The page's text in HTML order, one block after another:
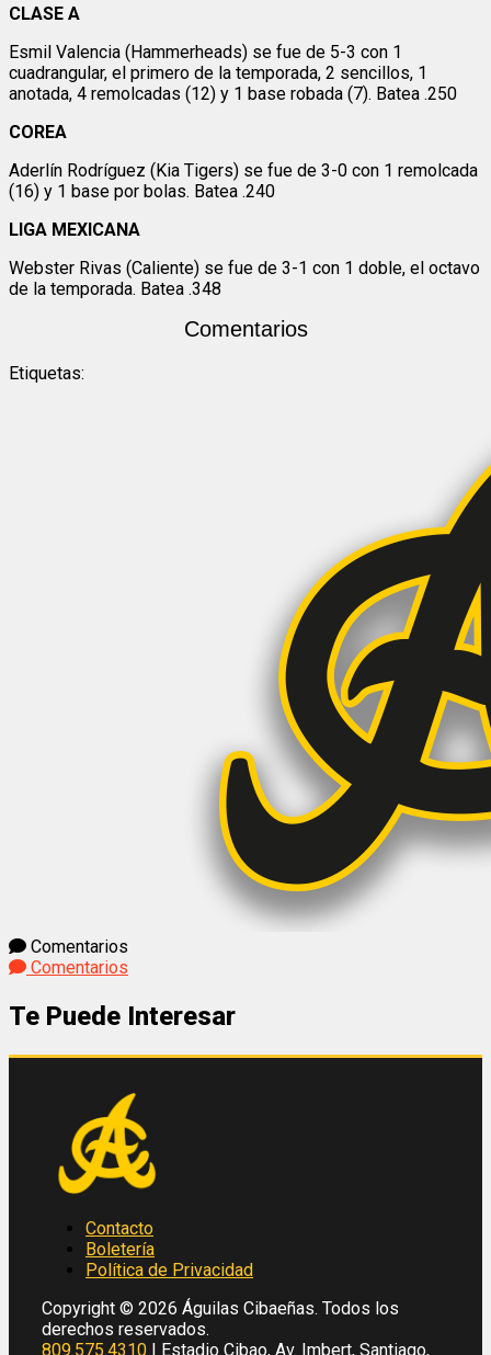
CLASE A
Esmil Valencia (Hammerheads) se fue de 5-3 con 1
cuadrangular, el primero de la temporada, 2 sencillos, 1
anotada, 4 remolcadas (12) y 1 base robada (7). Batea .250
COREA
Aderlín Rodríguez (Kia Tigers) se fue de 3-0 con 1 remolcada
(16) y 1 base por bolas. Batea .240
LIGA MEXICANA
Webster Rivas (Caliente) se fue de 3-1 con 1 doble, el octavo
de la temporada. Batea .348
Comentarios
Etiquetas:
Comentarios
Comentarios
Te Puede Interesar
Contacto
Boletería
Política de Privacidad
Copyright © 2026 Águilas Cibaeñas. Todos los
derechos reservados.
809.575.4310 | Estadio Cibao, Av. Imbert, Santiago,